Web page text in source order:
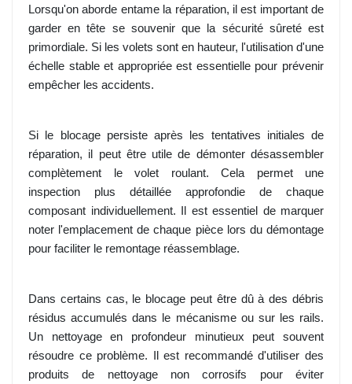
Lorsqu'on aborde entame la réparation, il est important de
garder en tête se souvenir que la sécurité sûreté est
primordiale. Si les volets sont en hauteur, l'utilisation d'une
échelle stable et appropriée est essentielle pour prévenir
empêcher les accidents.
Si le blocage persiste après les tentatives initiales de
réparation, il peut être utile de démonter désassembler
complètement le volet roulant. Cela permet une
inspection plus détaillée approfondie de chaque
composant individuellement. Il est essentiel de marquer
noter l'emplacement de chaque pièce lors du démontage
pour faciliter le remontage réassemblage.
Dans certains cas, le blocage peut être dû à des débris
résidus accumulés dans le mécanisme ou sur les rails.
Un nettoyage en profondeur minutieux peut souvent
résoudre ce problème. Il est recommandé d'utiliser des
produits de nettoyage non corrosifs pour éviter